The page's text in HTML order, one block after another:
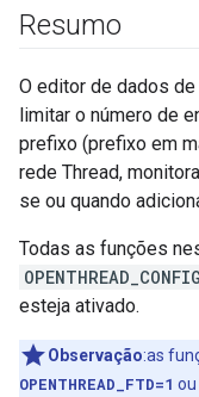
Resumo
O editor de dados
limitar o número de
prefixo (prefixo em
rede Thread,
se ou quando
Todas as funções
esteja ativado.
Observação:as
OPENTHREAD_FTD=1 ou